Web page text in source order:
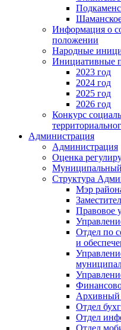
Информация о
положении
Народные
Инициативные
2023 год
2024 год
2025 год
2026 год
Конкурс
Администрация
Администрация
Оценка
Муниципальный
Структура
Мэр
Правовое
Отдел по
и
Архивный
Отдел
Отдел
Отдел